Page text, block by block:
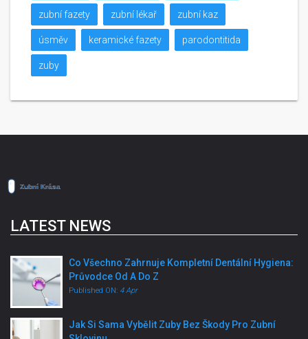
zubní fazety zubní lékař zubní kaz
úsměv keramické fazety parodontitida
zuby
LATEST NEWS
Co Všechno Zahrnuje Kompletní Dentální Hygiena:
Průvodce Od A Do Z
Published ON: 4 Apr
Jak Si Sama Vybělit Zuby Bez Škody Pro Zubní